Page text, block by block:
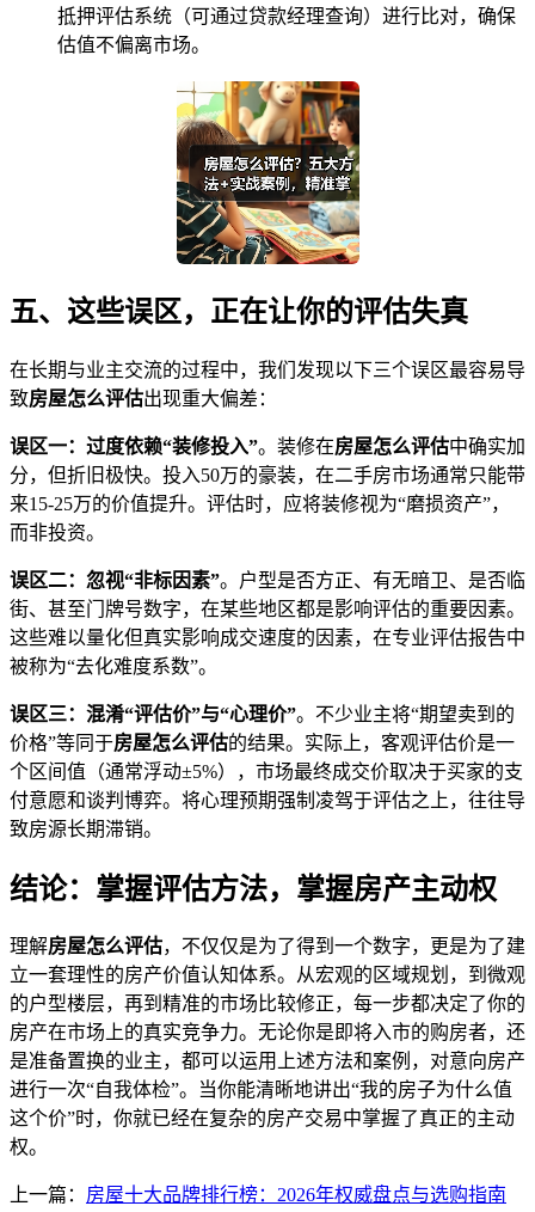
抵押评估系统（可通过贷款经理查询）进行比对，确保
估值不偏离市场。
五、这些误区，正在让你的评估失真
在长期与业主交流的过程中，我们发现以下三个误区最容易导
致房屋怎么评估出现重大偏差：
误区一：过度依赖“装修投入”。装修在房屋怎么评估中确实加
分，但折旧极快。投入50万的豪装，在二手房市场通常只能带
来15-25万的价值提升。评估时，应将装修视为“磨损资产”，
而非投资。
误区二：忽视“非标因素”。户型是否方正、有无暗卫、是否临
街、甚至门牌号数字，在某些地区都是影响评估的重要因素。
这些难以量化但真实影响成交速度的因素，在专业评估报告中
被称为“去化难度系数”。
误区三：混淆“评估价”与“心理价”。不少业主将“期望卖到的
价格”等同于房屋怎么评估的结果。实际上，客观评估价是一
个区间值（通常浮动±5%），市场最终成交价取决于买家的支
付意愿和谈判博弈。将心理预期强制凌驾于评估之上，往往导
致房源长期滞销。
结论：掌握评估方法，掌握房产主动权
理解房屋怎么评估，不仅仅是为了得到一个数字，更是为了建
立一套理性的房产价值认知体系。从宏观的区域规划，到微观
的户型楼层，再到精准的市场比较修正，每一步都决定了你的
房产在市场上的真实竞争力。无论你是即将入市的购房者，还
是准备置换的业主，都可以运用上述方法和案例，对意向房产
进行一次“自我体检”。当你能清晰地讲出“我的房子为什么值
这个价”时，你就已经在复杂的房产交易中掌握了真正的主动
权。
上一篇： 房屋十大品牌排行榜：2026年权威盘点与选购指南